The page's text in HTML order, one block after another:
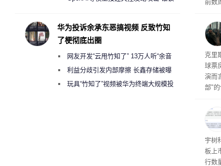
前数
限
粒的
频水
导演
克里
球票
演而
部"
士
点
宇树
板上
行数
华为投诉余承东恶搞视频 反致竹知
了梗彻底出圈
网友开发“云甩竹知了” 13万人听“余音
绕梁”利益分歧引发内部摩擦 长鑫存储被曝
曾将华为驻场工程师驱逐出研发基地
玩具“竹知了”视频被华为终端大规模投